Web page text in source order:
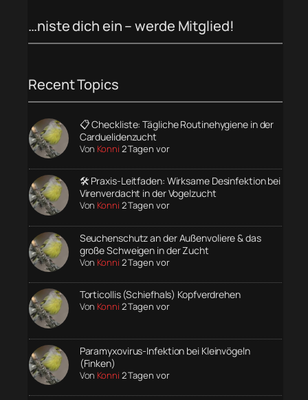
…niste dich ein – werde Mitglied!
Recent Topics
📋 Checkliste: Tägliche Routinehygiene in der
Carduelidenzucht
Von Konni 2 Tagen vor
🛠️ Praxis-Leitfaden: Wirksame Desinfektion bei
Virenverdacht in der Vogelzucht
Von Konni 2 Tagen vor
Seuchenschutz an der Außenvoliere & das
große Schweigen in der Zucht
Von Konni 2 Tagen vor
Torticollis (Schiefhals) Kopfverdrehen
Von Konni 2 Tagen vor
Paramyxovirus-Infektion bei Kleinvögeln
(Finken)
Von Konni 2 Tagen vor